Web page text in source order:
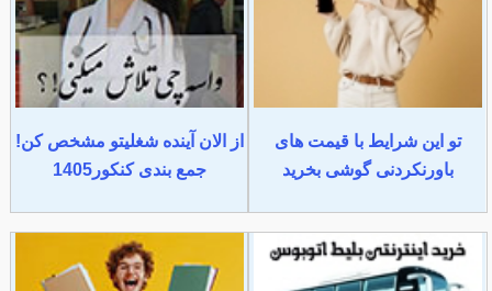
تو این شرایط با قیمت های
باورنکردنی گوشی بخرید
از الان آینده شغلیتو مشخص کن!
جمع بندی کنکور1405